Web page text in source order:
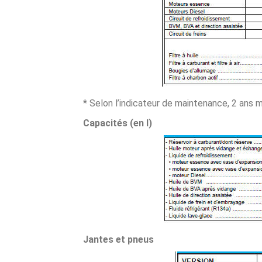
* Selon l’indicateur de maintenance, 2 ans
Capacités (en l)
Jantes et pneus